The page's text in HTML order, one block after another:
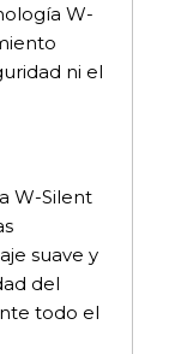
W-
ni el
W-Silent
suave y
del
todo el